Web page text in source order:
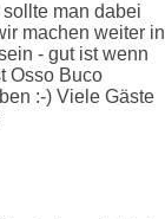
man dabei
machen weiter in
- gut ist wenn
Osso Buco
:-) Viele Gäste